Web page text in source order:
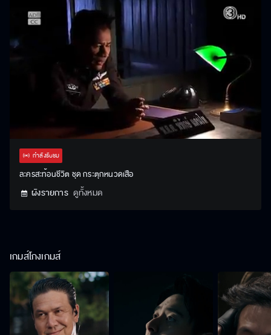
Stream Settings
กำลังรับชม
ละครสะท้อนชีวิต ชุด กระตุกหนวดเสือ
ผังรายการ ดูทั้งหมด
เกมส์โกงเกมส์